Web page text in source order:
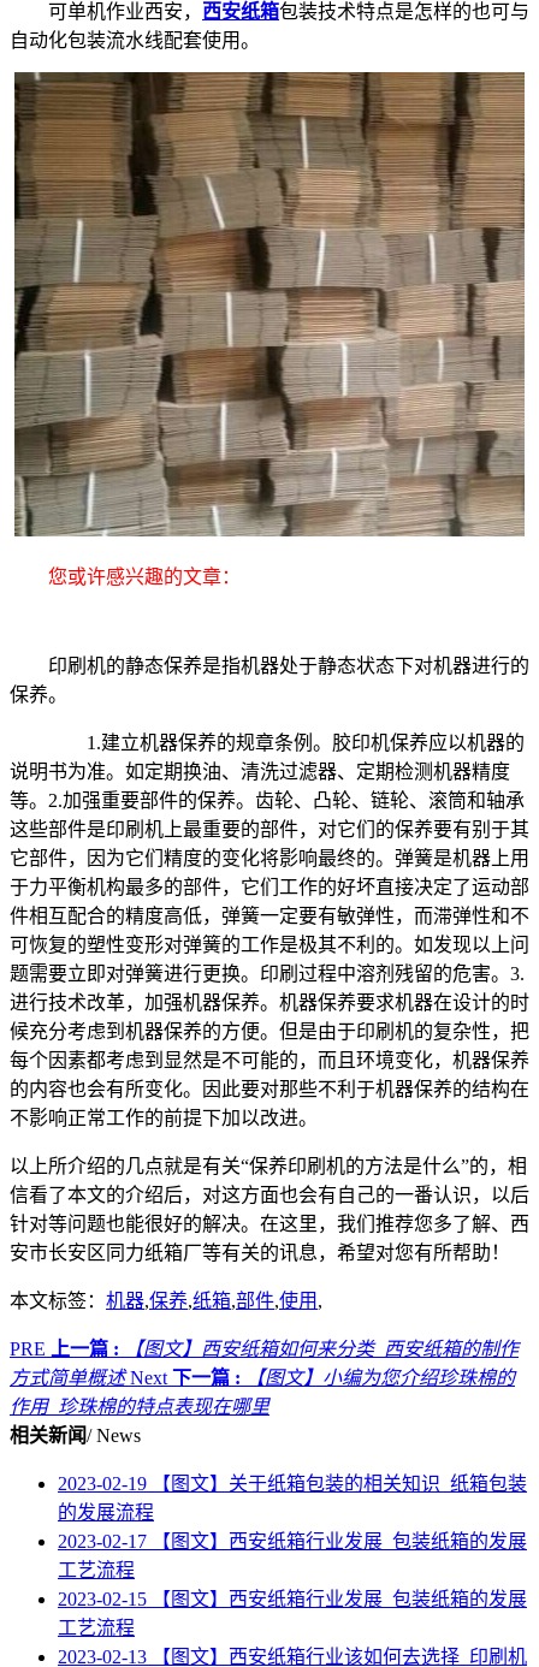
可单机作业西安， 西安纸箱包装技术特点是怎样的也可与
自动化包装流水线配套使用。
您或许感兴趣的文章：
印刷机的静态保养是指机器处于静态状态下对机器进行的
保养。
1.建立机器保养的规章条例。胶印机保养应以机器的
说明书为准。如定期换油、清洗过滤器、定期检测机器精度
等。2.加强重要部件的保养。齿轮、凸轮、链轮、滚筒和轴承
这些部件是印刷机上最重要的部件，对它们的保养要有别于其
它部件，因为它们精度的变化将影响最终的。弹簧是机器上用
于力平衡机构最多的部件，它们工作的好坏直接决定了运动部
件相互配合的精度高低，弹簧一定要有敏弹性，而滞弹性和不
可恢复的塑性变形对弹簧的工作是极其不利的。如发现以上问
题需要立即对弹簧进行更换。印刷过程中溶剂残留的危害。3.
进行技术改革，加强机器保养。机器保养要求机器在设计的时
候充分考虑到机器保养的方便。但是由于印刷机的复杂性，把
每个因素都考虑到显然是不可能的，而且环境变化，机器保养
的内容也会有所变化。因此要对那些不利于机器保养的结构在
不影响正常工作的前提下加以改进。
以上所介绍的几点就是有关“保养印刷机的方法是什么”的，相
信看了本文的介绍后，对这方面也会有自己的一番认识，以后
针对等问题也能很好的解决。在这里，我们推荐您多了解、西
安市长安区同力纸箱厂等有关的讯息，希望对您有所帮助！
本文标签： 机器,保养,纸箱,部件,使用 ,
PRE 上一篇 :
【图文】西安纸箱如何来分类_西安纸箱的制作
方式简单概述 Next 下一篇 :
【图文】小编为您介绍珍珠棉的
作用_珍珠棉的特点表现在哪里
相关新闻/ News
2023-02-19 【图文】关于纸箱包装的相关知识_纸箱包装
的发展流程
2023-02-17 【图文】西安纸箱行业发展_包装纸箱的发展
工艺流程
2023-02-15 【图文】西安纸箱行业发展_包装纸箱的发展
工艺流程
2023-02-13 【图文】西安纸箱行业该如何去选择_印刷机